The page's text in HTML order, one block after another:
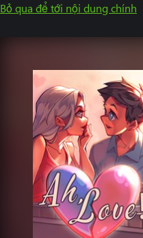
Bỏ qua để tới nội dung chính